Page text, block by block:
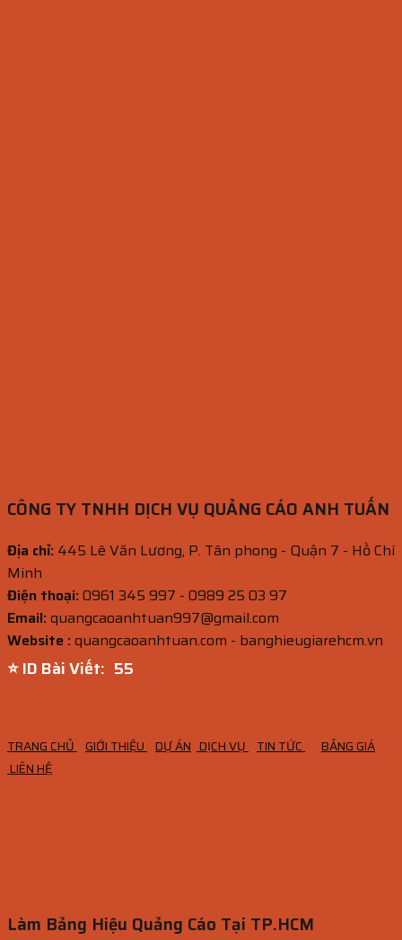
CÔNG TY TNHH DỊCH VỤ QUẢNG CÁO ANH TUẤN
Địa chỉ: 445 Lê Văn Lương, P. Tân phong - Quận 7 - Hồ Chí
Minh
Điện thoại:0961 345 997 - 0989 25 03 97
Email:quangcaoanhtuan997@gmail.com
Website :quangcaoanhtuan.com - banghieugiarehcm.vn
⭐ ID Bài Viết: 54
TRANG CHỦ GIỚI THIỆU DỰ ÁN DỊCH VỤ TIN TỨC
BẢNG GIÁ
LIÊN HỆ
Làm Bảng Hiệu Quảng Cáo Tại TP.HCM